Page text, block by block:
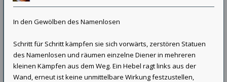
In den Gewölben des Namenlosen
Schritt für Schritt kämpfen sie sich vorwärts, zerstören Statuen
des Namenlosen und räumen einzelne Diener in mehreren
kleinen Kämpfen aus dem Weg. Ein Hebel ragt links aus der
Wand, erneut ist keine unmittelbare Wirkung festzustellen,